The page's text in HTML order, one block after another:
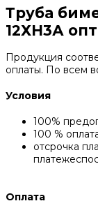
Труба
12ХН3А
Продукция
оплаты. По всем
Условия
100%
100 %
отсрочка
Оплата